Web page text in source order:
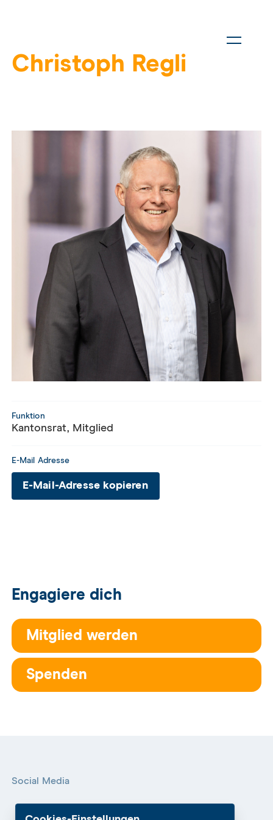
Christoph Regli
Funktion
Kantonsrat, Mitglied
E-Mail Adresse
E-Mail-Adresse kopieren
Engagiere dich
Mitglied werden
Spenden
Social Media